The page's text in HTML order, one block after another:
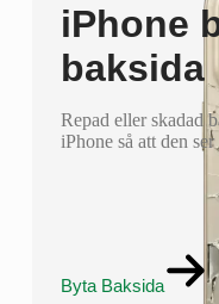
iPhone
baksida
Repad eller skadad
iPhone så att den
Byta Baksida